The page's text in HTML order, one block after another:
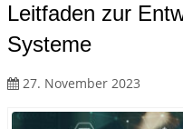
Leitfaden zur
Systeme
27. November 2023